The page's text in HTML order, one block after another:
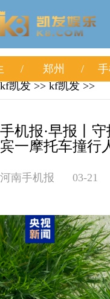
郑州
kf凯发 >> kf凯发 >>
手机报·早报丨
宾一摩托车撞行
河南手机报 03-21